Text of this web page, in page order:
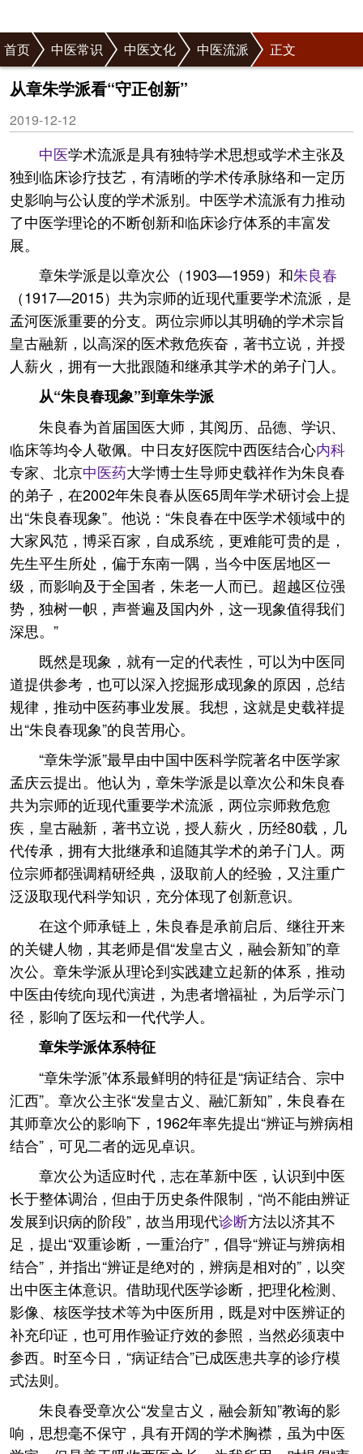
首页 中医常识 中医文化 中医流派 正文
从章朱学派看“守正创新”
2019-12-12
中医学术流派是具有独特学术思想或学术主张及
独到临床诊疗技艺，有清晰的学术传承脉络和一定历
史影响与公认度的学术派别。中医学术流派有力推动
了中医学理论的不断创新和临床诊疗体系的丰富发
展。
章朱学派是以章次公（1903—1959）和朱良春
（1917—2015）共为宗师的近现代重要学术流派，是
孟河医派重要的分支。两位宗师以其明确的学术宗旨
皇古融新，以高深的医术救危疾奋，著书立说，并授
人薪火，拥有一大批跟随和继承其学术的弟子门人。
从“朱良春现象”到章朱学派
朱良春为首届国医大师，其阅历、品德、学识、
临床等均令人敬佩。中日友好医院中西医结合心内科
专家、北京中医药大学博士生导师史载祥作为朱良春
的弟子，在2002年朱良春从医65周年学术研讨会上提
出“朱良春现象”。他说：“朱良春在中医学术领域中的
大家风范，博采百家，自成系统，更难能可贵的是，
先生平生所处，偏于东南一隅，当今中医居地区一
级，而影响及于全国者，朱老一人而已。超越区位强
势，独树一帜，声誉遍及国内外，这一现象值得我们
深思。”
既然是现象，就有一定的代表性，可以为中医同
道提供参考，也可以深入挖掘形成现象的原因，总结
规律，推动中医药事业发展。我想，这就是史载祥提
出“朱良春现象”的良苦用心。
“章朱学派”最早由中国中医科学院著名中医学家
孟庆云提出。他认为，章朱学派是以章次公和朱良春
共为宗师的近现代重要学术流派，两位宗师救危愈
疾，皇古融新，著书立说，授人薪火，历经80载，几
代传承，拥有大批继承和追随其学术的弟子门人。两
位宗师都强调精研经典，汲取前人的经验，又注重广
泛汲取现代科学知识，充分体现了创新意识。
在这个师承链上，朱良春是承前启后、继往开来
的关键人物，其老师是倡“发皇古义，融会新知”的章
次公。章朱学派从理论到实践建立起新的体系，推动
中医由传统向现代演进，为患者增福祉，为后学示门
径，影响了医坛和一代代学人。
章朱学派体系特征
“章朱学派”体系最鲜明的特征是“病证结合、宗中
汇西”。章次公主张“发皇古义、融汇新知”，朱良春在
其师章次公的影响下，1962年率先提出“辨证与辨病相
结合”，可见二者的远见卓识。
章次公为适应时代，志在革新中医，认识到中医
长于整体调治，但由于历史条件限制，“尚不能由辨证
发展到识病的阶段”，故当用现代诊断方法以济其不
足，提出“双重诊断，一重治疗”，倡导“辨证与辨病相
结合”，并指出“辨证是绝对的，辨病是相对的”，以突
出中医主体意识。借助现代医学诊断，把理化检测、
影像、核医学技术等为中医所用，既是对中医辨证的
补充印证，也可用作验证疗效的参照，当然必须衷中
参西。时至今日，“病证结合”已成医患共享的诊疗模
式法则。
朱良春受章次公“发皇古义，融会新知”教诲的影
响，思想毫不保守，具有开阔的学术胸襟，虽为中医